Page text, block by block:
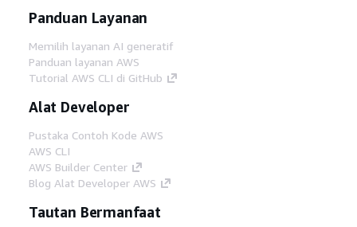
Panduan Layanan
Memilih layanan AI generatif
Panduan layanan AWS
Tutorial AWS CLI di GitHub
Alat Developer
Pustaka Contoh Kode AWS
AWS CLI
AWS Builder Center
Blog Alat Developer AWS
Tautan Bermanfaat